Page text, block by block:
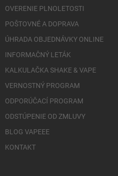
OVERENIE PLNOLETOSTI
POŠTOVNÉ A DOPRAVA
ÚHRADA OBJEDNÁVKY ONLINE
INFORMAČNÝ LETÁK
KALKULAČKA SHAKE & VAPE
VERNOSTNÝ PROGRAM
ODPORÚČACÍ PROGRAM
ODSTÚPENIE OD ZMLUVY
BLOG VAPEEE
KONTAKT